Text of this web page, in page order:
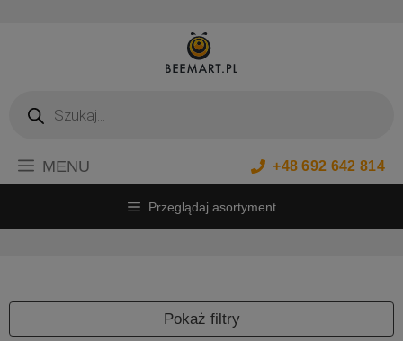
produktów
+48 692 642 814
MENU
Przeglądaj asortyment
Pokaż filtry